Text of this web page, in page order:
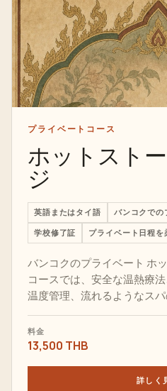
プライベートコース
ホットスト
ジ
英語またはタイ語 バンコクでの
学校修了証 プライベート日程を
バンコクのプライベート ホ
コースでは、安全な温熱療
温度管理、流れるようなスパ
料金
13,500 THB
詳しく